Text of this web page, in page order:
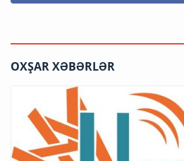
OXŞAR XƏBƏRLƏR